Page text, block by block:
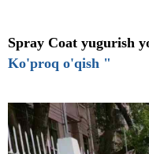
Spray Coat yugurish
Ko'proq o'qish "